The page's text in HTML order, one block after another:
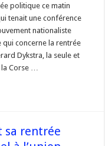
Libera
plus
que
jamais
pour
l’arrivée
pouvoir
de
en
2014
politique ce matin
tenait une conférence
nationaliste
qui concerne la rentrée
Dykstra, la seule et
la Corse …
sa rentrée